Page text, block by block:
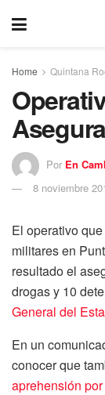
Home Quintana
Por En
8 noviembre
El operativo
militares en
resultado el
drogas y 10
General del
En un
conocer que
aprehensión